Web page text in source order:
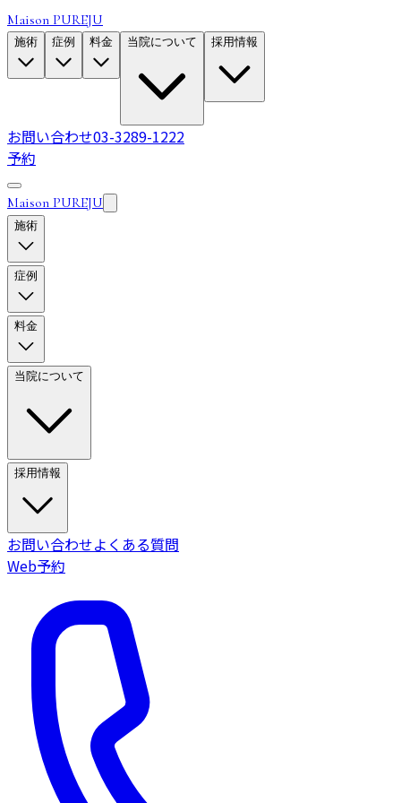
Maison PUREJU
施術 症例 料金 当院について 採用情報
お問い合わせ03-3289-1222
予約
Maison PUREJU
施術
症例
料金
当院について
採用情報
お問い合わせよくある質問
Web予約